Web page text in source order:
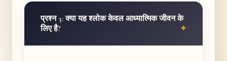
प्रश्न 3: क्या यह श्लोक केवल आध्यात्मिक जीवन के
लिए है?